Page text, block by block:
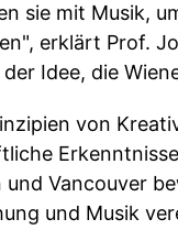
sie mit Musik,
erklärt Prof.
Idee, die
von
Vancouver
und Musik